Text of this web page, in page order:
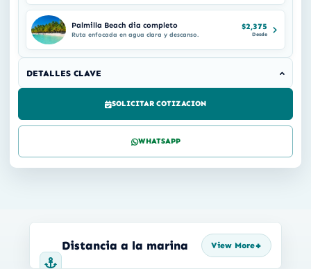
Palmilla Beach dia completo
Ruta enfocada en agua clara y descanso.
$2,375
Desde
SOLICITAR COTIZACION
WHATSAPP
DETALLES CLAVE
Distancia a la marina